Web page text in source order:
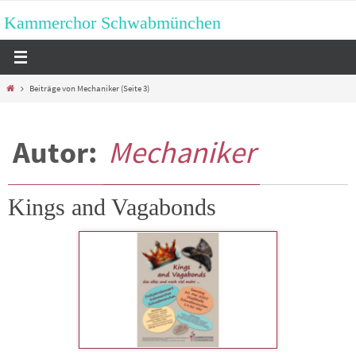
Inhalt
Kammerchor Schwabmünchen
StartBeiträge von Mechaniker (Seite 3)
Autor: Mechaniker
Kings and Vagabonds